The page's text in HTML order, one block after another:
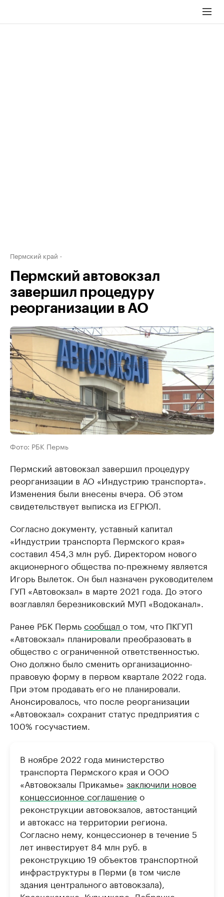
Пермский край
Пермский автовокзал
завершил процедуру
реорганизации в АО
Фото: РБК Пермь
Пермский автовокзал завершил процедуру
реорганизации в АО «Индустрию транспорта».
Изменения были внесены вчера. Об этом
свидетельствует выписка из ЕГРЮЛ.
Согласно документу, уставный капитал
«Индустрии транспорта Пермского края»
составил 454,3 млн руб. Директором нового
акционерного общества по-прежнему является
Игорь Вылеток. Он был назначен руководителем
ГУП «Автовокзал» в марте 2021 года. До этого
возглавлял березниковский МУП «Водоканал».
Ранее РБК Пермьсообщал о том, что ПКГУП
«Автовокзал» планировали преобразовать в
общество с ограниченной ответственностью.
Оно должно было сменить организационно-
правовую форму в первом квартале 2022 года.
При этом продавать его не планировали.
Анонсировалось, что после реорганизации
«Автовокзал» сохранит статус предприятия с
100% госучастием.
В ноябре 2022 года министерство
транспорта Пермского края и ООО
«Автовокзалы Прикамье» заключили новое
концессионное соглашение о
реконструкции автовокзалов, автостанций
и автокасс на территории региона.
Согласно нему, концессионер в течение 5
лет инвестирует 84 млн руб. в
реконструкцию 19 объектов транспортной
инфраструктуры в Перми (в том числе
здания центрального автовокзала),